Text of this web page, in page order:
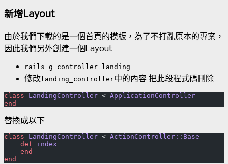
新增Layout
由於我們下載的是一個首頁的模板，為了不打亂原本的專案，
因此我們另外創建一個Layout
rails g controller landing
修改landing_controller中的內容 把此段程式碼刪除
class LandingController < ApplicationController
end
替換成以下
class LandingController < ActionController::Base
    def
index
    end
end